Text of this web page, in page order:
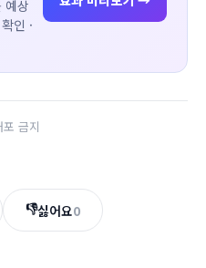
예상
인 ·
금지
👎싫어요0